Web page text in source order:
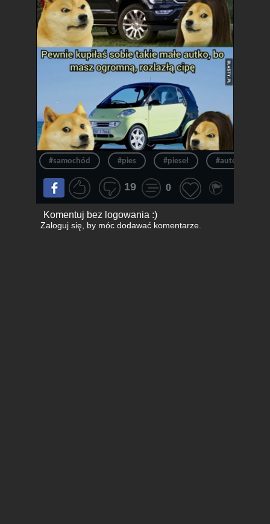
#samochód #pies #pieseł #auto
19 0
Komentuj bez logowania :)
Zaloguj się, by móc dodawać komentarze.